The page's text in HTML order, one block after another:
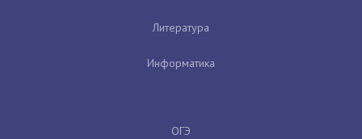
Литература
Информатика
ОГЭ